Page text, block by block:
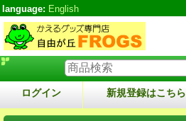
language: English
ログイン 新規登録はこちら